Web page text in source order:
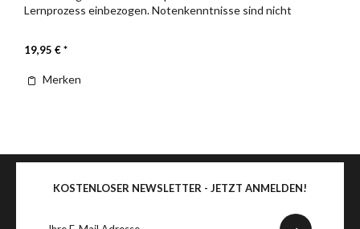
Lernprozess einbezogen. Notenkenntnisse sind nicht
19,95 € *
Merken
KOSTENLOSER NEWSLETTER - JETZT ANMELDEN!